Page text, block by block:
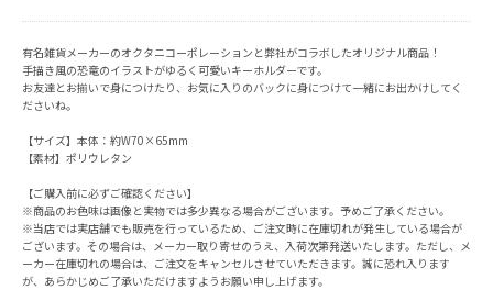
有名雑貨メーカーのオクタニコーポレーションと弊社がコラボしたオリジナル商品！
手描き風の恐竜のイラストがゆるく可愛いキーホルダーです。
お友達とお揃いで身につけたり、お気に入りのバックに身につけて一緒にお出かけしてく
ださいね。
【サイズ】本体：約W70×65mm
【素材】ポリウレタン
【ご購入前に必ずご確認ください】
※商品のお色味は画像と実物では多少異なる場合がございます。予めご了承ください。
※当店では実店舗でも販売を行っているため、ご注文時に在庫切れが発生している場合が
ございます。その場合は、メーカー取り寄せのうえ、入荷次第発送いたします。ただし、メ
ーカー在庫切れの場合は、ご注文をキャンセルさせていただきます。誠に恐れ入ります
が、あらかじめご了承いただけますようお願い申し上げます。